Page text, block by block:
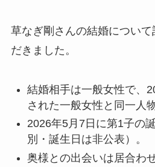
馴れ
や収入に
斉藤由貴
ルモン教
離婚し
藤崎奈々
草なぎ剛さんの結婚につい
だきました。
結婚相手は一般女性で、
された一般女性と同一人物
2026年5月7日に第1子の
別・誕生日は非公表）。
奥様との出会いは居合わ